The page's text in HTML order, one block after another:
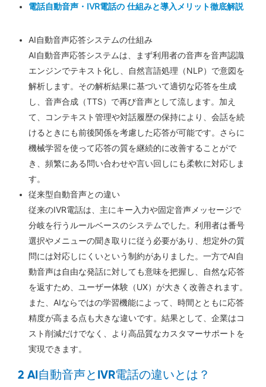
電話自動音声・IVR電話の 仕組みと導入メリット徹底解説
AI自動音声応答システムの仕組み
AI自動音声応答システムは、まず利用者の音声を音声認識
エンジンでテキスト化し、自然言語処理（NLP）で意図を
解析します。その解析結果に基づいて適切な応答を生成
し、音声合成（TTS）で再び音声として流します。加え
て、コンテキスト管理や対話履歴の保持により、会話を続
けるときにも前後関係を考慮した応答が可能です。さらに
機械学習を使って応答の質を継続的に改善することがで
き、頻繁にある問い合わせや言い回しにも柔軟に対応しま
す。
従来型自動音声との違い
従来のIVR電話は、主にキー入力や固定音声メッセージで
分岐を行うルールベースのシステムでした。利用者は番号
選択やメニューの聞き取りに従う必要があり、想定外の質
問には対応しにくいという制約がありました。一方でAI自
動音声は自由な発話に対しても意味を把握し、自然な応答
を返すため、ユーザー体験（UX）が大きく改善されます。
また、AIならではの学習機能によって、時間とともに応答
精度が高まる点も大きな違いです。結果として、企業はコ
スト削減だけでなく、より高品質なカスタマーサポートを
実現できます。
2 AI自動音声とIVR電話の違いとは？